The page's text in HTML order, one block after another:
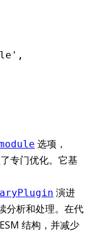
,
选项，
专门优化。它基
演进
分析和处理。在代
结构，并减少